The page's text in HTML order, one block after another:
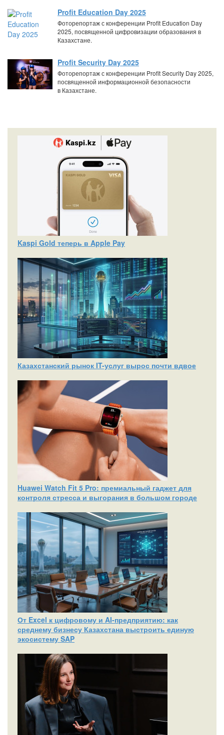
Profit Education Day 2025
Фоторепортаж с конференции Profit Education Day
2025, посвященной цифровизации образования в
Казахстане.
Profit Security Day 2025
Фоторепортаж с конференции Profit Security Day 2025,
посвященной информационной безопасности
в Казахстане.
Kaspi Gold теперь в Apple Pay
Казахстанский рынок IT-услуг вырос почти вдвое
Huawei Watch Fit 5 Pro: премиальный гаджет для
контроля стресса и выгорания в большом городе
От Excel к цифровому и AI‑предприятию: как
среднему бизнесу Казахстана выстроить единую
экосистему SAP